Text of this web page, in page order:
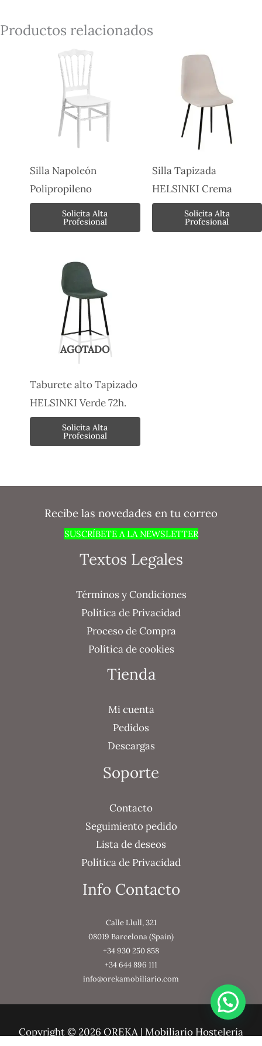
Productos relacionados
Silla Napoleón
Polipropileno
Solicita Alta
Profesional
Silla Tapizada
HELSINKI Crema
Solicita Alta
Profesional
AGOTADO
Taburete alto Tapizado
HELSINKI Verde 72h.
Solicita Alta
Profesional
Recibe las novedades en tu correo
SUSCRÍBETE A LA NEWSLETTER
Textos Legales
Términos y Condiciones
Política de Privacidad
Proceso de Compra
Política de cookies
Tienda
Mi cuenta
Pedidos
Descargas
Soporte
Contacto
Seguimiento pedido
Lista de deseos
Política de Privacidad
Info Contacto
Calle Llull, 321
08019 Barcelona (Spain)
+34 930 250 858
+34 644 896 111
info@orekamobiliario.com
Copyright © 2026 OREKA | Mobiliario Hostelería